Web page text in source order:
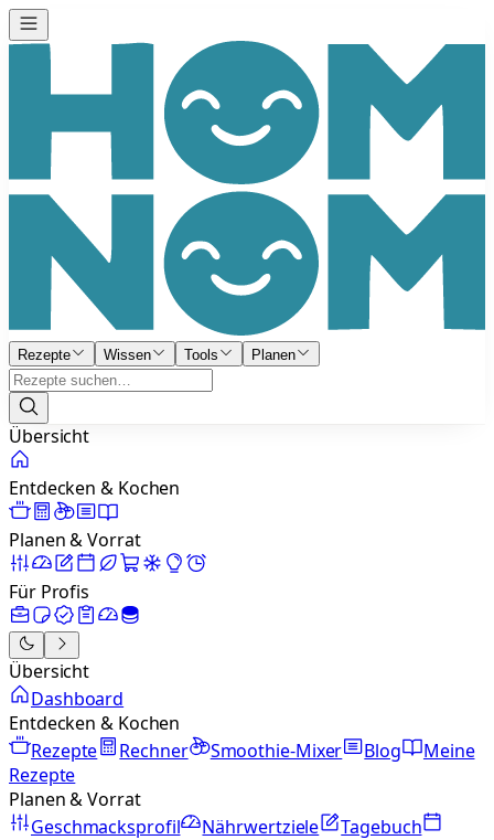
Rezepte Wissen Tools Planen
Übersicht
Entdecken & Kochen
Planen & Vorrat
Für Profis
Übersicht
Dashboard
Entdecken & Kochen
Rezepte
Rechner Smoothie-Mixer Blog
Meine
Rezepte
Planen & Vorrat
Geschmacksprofil
Nährwertziele
Tagebuch